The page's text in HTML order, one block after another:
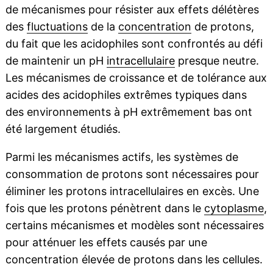
de mécanismes pour résister aux effets délétères
des fluctuationsde la concentration de protons,
du fait que les acidophiles sont confrontés au défi
de maintenir un pH intracellulairepresque neutre.
Les mécanismes de croissance et de tolérance aux
acides des acidophiles extrêmes typiques dans
des environnements à pH extrêmement bas ont
été largement étudiés.
Parmi les mécanismes actifs, les systèmes de
consommation de protons sont nécessaires pour
éliminer les protons intracellulaires en excès. Une
fois que les protons pénètrent dans le cytoplasme,
certains mécanismes et modèles sont nécessaires
pour atténuer les effets causés par une
concentration élevée de protons dans les cellules.